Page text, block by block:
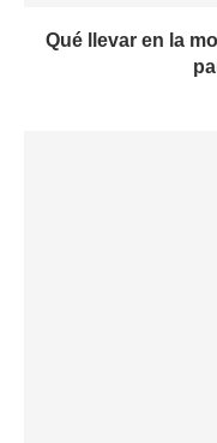
Qué llevar en la